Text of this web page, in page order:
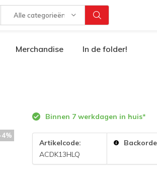
Alle categorieën
Merchandise In de folder!
4%
Binnen 7 werkdagen in huis*
Artikelcode:
ACDK13HLQ